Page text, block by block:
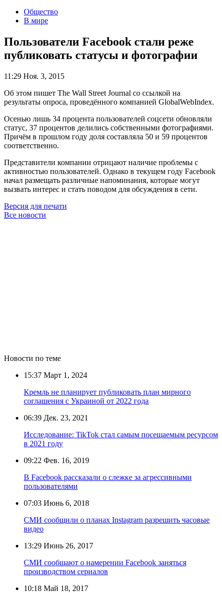
Общество
В мире
Пользователи Facebook стали реже
публиковать статусы и фотографии
11:29 Ноя. 3, 2015
Об этом пишет The Wall Street Journal со ссылкой на
результаты опроса, проведённого компанией GlobalWebIndex.
Осенью лишь 34 процента пользователей соцсети обновляли
статус, 37 процентов делились собственными фотографиями.
Причём в прошлом году доля составляла 50 и 59 процентов
соответственно.
Представители компании отрицают наличие проблемы с
активностью пользователей. Однако в текущем году Facebook
начал размещать различные напоминания, которые могут
вызвать интерес и стать поводом для обсуждения в сети.
Версия для печати
Все новости
Новости по теме
15:37 Март 1, 2024
Кремль не планирует публиковать план мирного
соглашения с Украиной от 2022 года
06:39 Дек. 23, 2021
Исследование: TikTok стал самым посещаемым ресурсом
в 2021 году
09:22 Фев. 16, 2019
В Facebook рассказали о слежке за агрессивными
пользователями
07:03 Июнь 6, 2018
СМИ сообщили о планах Instagram разрешить часовые
видео
13:29 Июнь 26, 2017
СМИ сообщают о намерении Facebook заняться
производством сериалов
10:18 Май 18, 2017